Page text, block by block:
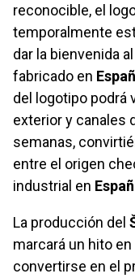
reconocible, el
temporalmente
dar la bienvenida
fabricado en
del logotipo podrá
exterior y canales
semanas,
entre el origen
industrial en
La producción del
marcará un hito
convertirse en el